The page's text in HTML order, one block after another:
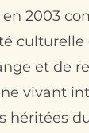
en 2003
culturelle
et de
vivant
héritées